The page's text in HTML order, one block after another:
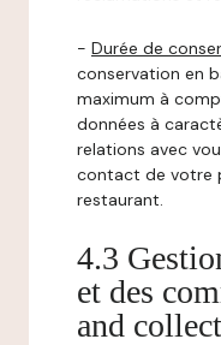
- Durée de
conservation en
maximum à
données à
relations avec
contact de votre
restaurant.
4.3
et des
and collect